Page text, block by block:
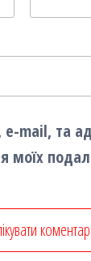
mail, та
моїх